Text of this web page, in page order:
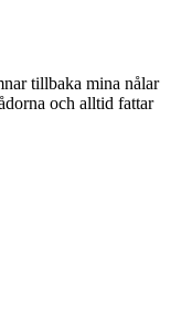
tillbaka mina nålar
och alltid fattar